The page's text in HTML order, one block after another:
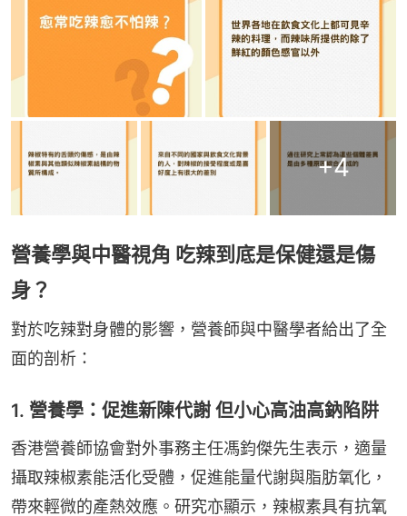
+4
營養學與中醫視角 吃辣到底是保健還是傷
身？
對於吃辣對身體的影響，營養師與中醫學者給出了全
面的剖析：
1. 營養學：促進新陳代謝 但小心高油高鈉陷阱
香港營養師協會對外事務主任馮鈞傑先生表示，適量
攝取辣椒素能活化受體，促進能量代謝與脂肪氧化，
帶來輕微的產熱效應。研究亦顯示，辣椒素具有抗氧